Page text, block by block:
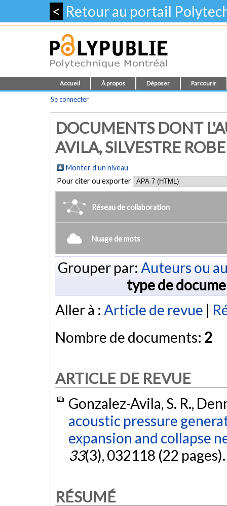
< Retour au portail
Accueil À propos Déposer Parcourir
Se connecter
DOCUMENTS DONT
AVILA, SILVESTRE
Monter d'un niveau
Pour citer ou exporter
Réseau de collaboration
Nuage de mots
Grouper par: Auteurs ou
type de
Aller à : Article de revue |
Nombre de documents: 2
ARTICLE DE REVUE
Gonzalez-Avila, S. R.,
acoustic pressure
expansion and collapse
33(3), 032118 (22
RÉSUMÉ